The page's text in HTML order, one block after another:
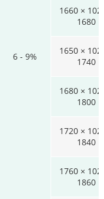
6 - 9%
1660 ×
1680
1650 ×
1740
1680 ×
1800
1720 ×
1840
1760 ×
1860